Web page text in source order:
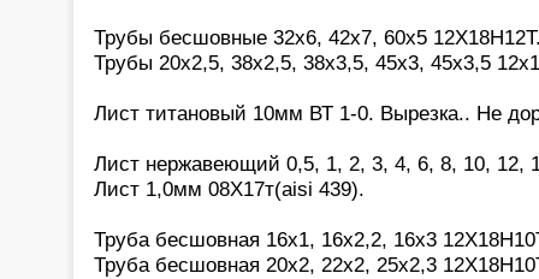
Трубы бесшовные 32х6, 42х7, 60х5
Трубы 20х2,5, 38х2,5, 38х3,5, 45х3, 45х3,5
Лист титановый 10мм ВТ 1-0. Вырезка.. Не
Лист нержавеющий 0,5, 1, 2, 3, 4, 6, 8, 10, 12,
Лист 1,0мм 08Х17т(aisi 439).
Труба бесшовная 16х1, 16х2,2, 16х3
Труба бесшовная 20х2, 22х2, 25х2,3